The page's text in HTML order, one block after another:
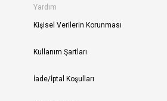
Yardım
Kişisel Verilerin Korunması
Kullanım Şartları
İade/İptal Koşulları